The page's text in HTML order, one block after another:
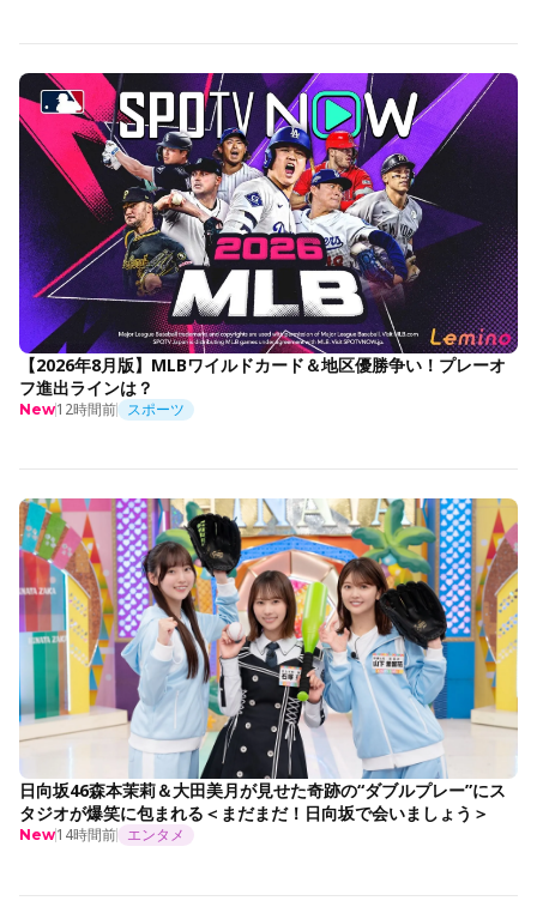
【2026年8月版】MLBワイルドカード＆地区優勝争い！プレーオ
フ進出ラインは？
New12時間前 スポーツ
日向坂46森本茉莉＆大田美月が見せた奇跡の“ダブルプレー”にス
タジオが爆笑に包まれる＜まだまだ！日向坂で会いましょう＞
New14時間前 エンタメ